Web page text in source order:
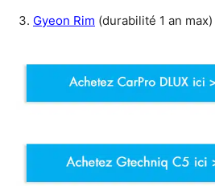
Gyeon Rim (durabilité 1 an max)